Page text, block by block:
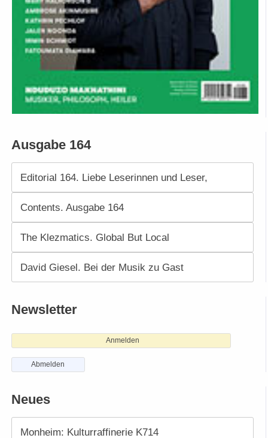
Ausgabe 164
Editorial 164. Liebe Leserinnen und Leser,
Contents. Ausgabe 164
The Klezmatics. Global But Local
David Giesel. Bei der Musik zu Gast
Newsletter
Anmelden
Abmelden
Neues
Monheim: Kulturraffinerie K714